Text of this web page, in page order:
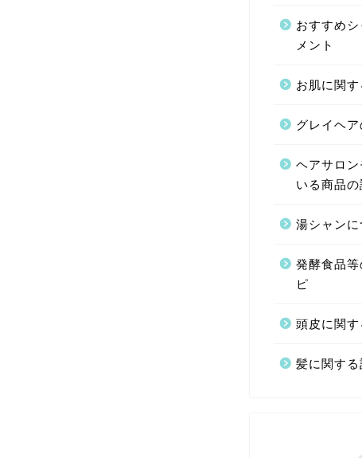
おすすめ
メント
お肌に関
グレイヘア
ヘアサロ
いる商品の
湯シャンに
発酵食品
ピ
頭皮に関す
髪に関する